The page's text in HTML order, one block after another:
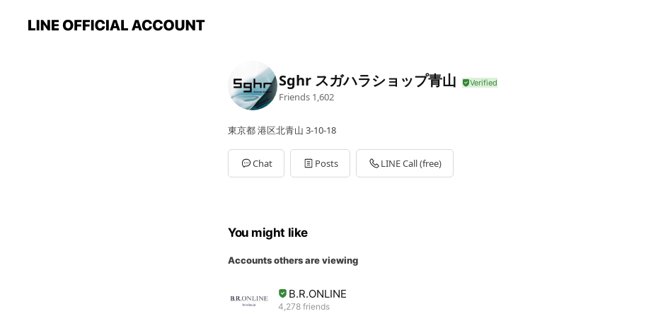
Sghr スガハラショップ青山
Friends 1,602
東京都 港区北青山 3-10-18
Chat Posts LINE Call (free)
You might like
Accounts others are viewing
B.R.ONLINE
4,278 friends